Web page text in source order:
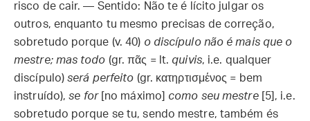
risco de cair. — Sentido: Não te é lícito julgar os
outros, enquanto tu mesmo precisas de correção,
sobretudo porque (v. 40) o discípulo não é mais que o
mestre; mas todo (gr. πᾶς = lt. quivis, i.e. qualquer
discípulo)será perfeito (gr. κατηρτισμένος = bem
instruído),se for[no máximo] como seu mestre[5], i.e.
sobretudo porque se tu, sendo mestre, também és